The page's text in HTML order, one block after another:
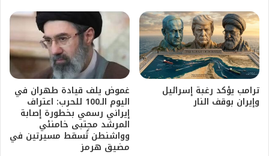
ترامب يؤكد رغبة إسرائيل
وإيران بوقف النار
غموض يلف قيادة طهران في
اليوم الـ100 للحرب: اعتراف
إيراني رسمي بخطورة إصابة
المرشد مجتبى خامنئي
وواشنطن تُسقط مسيرتين في
مضيق هرمز